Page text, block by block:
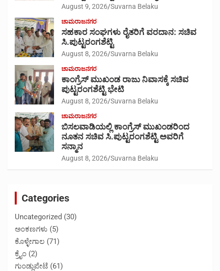
August 9, 2026 Suvarna Belaku
ಚಾಮರಾಜನಗರ
ಸಹಕಾರ ಸಂಘಗಳು ರೈತರಿಗೆ ವರದಾನ: ಸಚಿವ
ಸಿ.ಪುಟ್ಟರಂಗಶೆಟ್ಟಿ
August 8, 2026 Suvarna Belaku
ಚಾಮರಾಜನಗರ
ಕಾಂಗ್ರೆಸ್ ಮುಖಂಡ ರಾಜು ನಿವಾಸಕ್ಕೆ ಸಚಿವ
ಪುಟ್ಟರಂಗಶೆಟ್ಟಿ ಭೇಟಿ
August 8, 2026 Suvarna Belaku
ಚಾಮರಾಜನಗರ
ಬಿಸಲವಾಡಿಯಲ್ಲಿ ಕಾಂಗ್ರೆಸ್ ಮುಖಂಡರಿಂದ
ನೂತನ ಸಚಿವ ಸಿ.ಪುಟ್ಟರಂಗಶೆಟ್ಟಿ ಅವರಿಗೆ
ಸನ್ಮಾನ
August 8, 2026 Suvarna Belaku
Categories
Uncategorized (30)
ಅಂಕಣಗಳು (5)
ಕೊಳ್ಳೇಗಾಲ (71)
ಕ್ರೈಂ (2)
ಗುಂಡ್ಲುಪೇಟೆ (61)